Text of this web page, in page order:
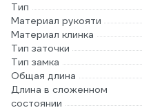
Тип
Материал рукояти
Материал клинка
Тип заточки
Тип замка
Общая длина
Длина в сложенном
состоянии